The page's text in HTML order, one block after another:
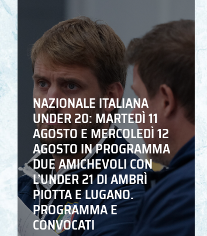
NAZIONALE ITALIANA
UNDER 20: MARTEDÌ 11
AGOSTO E MERCOLEDÌ 12
AGOSTO IN PROGRAMMA
DUE AMICHEVOLI CON
L’UNDER 21 DI AMBRÌ
PIOTTA E LUGANO.
PROGRAMMA E
CONVOCATI